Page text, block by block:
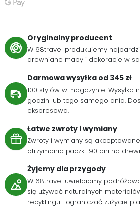
Oryginalny producent
W 68travel produkujemy
drewniane mapy i dekoracje w
Darmowa wysyłka od 345 zł
100 stylów w magazynie. Wysyłka
godzin lub tego samego dnia.
ekspresowa.
Łatwe zwroty i wymiany
Zwroty i wymiany są
otrzymania paczki. 90 dni na
Żyjemy dla przygody
W 68travel uwielbiamy
się używać naturalnych
recyklingu i ograniczać zużycie